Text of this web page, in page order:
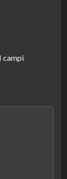
I campi